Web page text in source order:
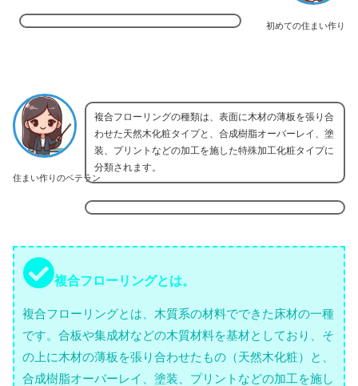
初めての住まい作り
住まい作りのベテラン
複合フローリングの種類は、表面に木材の薄板を張り合
わせた天然木化粧タイプと、合成樹脂オーバーレイ、塗
装、プリントなどの加工を施した特殊加工化粧タイプに
分類されます。
複合フローリングとは。
複合フローリングとは、木質系の材料でできた床材の一種
です。合板や集成材などの木質材料を基材としており、そ
の上に木材の薄板を張り合わせたもの（天然木化粧）と、
合成樹脂オーバーレイ、塗装、プリントなどの加工を施し